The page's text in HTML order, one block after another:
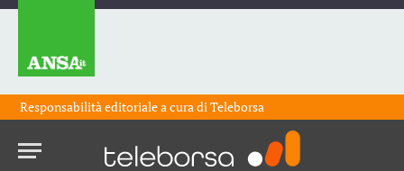
Responsabilità editoriale a cura diTeleborsa